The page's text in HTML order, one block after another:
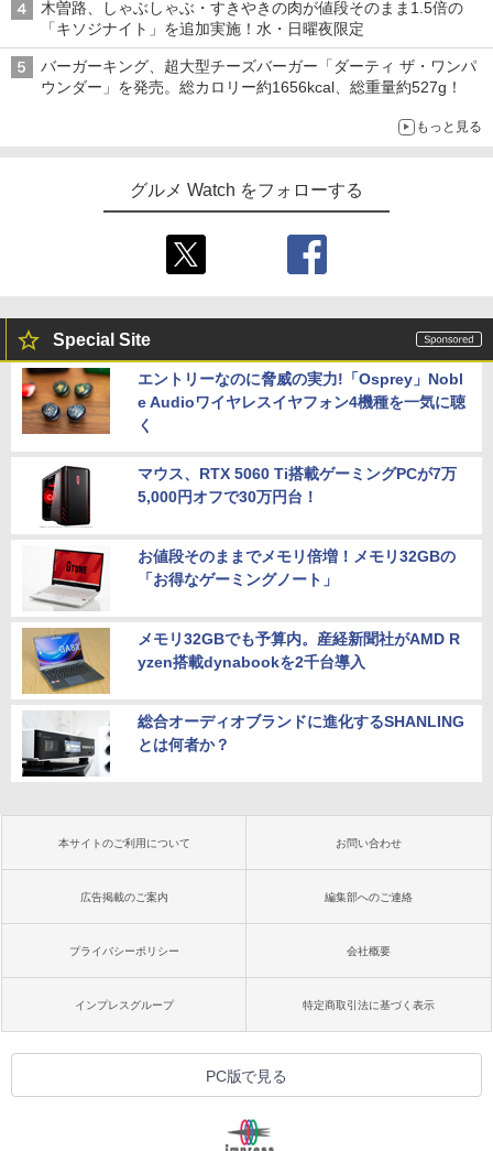
木曽路、しゃぶしゃぶ・すきやきの肉が値段そのまま1.5倍の
「キソジナイト」を追加実施！水・日曜夜限定
バーガーキング、超大型チーズバーガー「ダーティ ザ・ワンパ
ウンダー」を発売。総カロリー約1656kcal、総重量約527g！
もっと見る
グルメ Watch をフォローする
Special Site
エントリーなのに脅威の実力!「Osprey」Nobl
e Audioワイヤレスイヤフォン4機種を一気に聴
く
マウス、RTX 5060 Ti搭載ゲーミングPCが7万
5,000円オフで30万円台！
お値段そのままでメモリ倍増！メモリ32GBの
「お得なゲーミングノート」
メモリ32GBでも予算内。産経新聞社がAMD R
yzen搭載dynabookを2千台導入
総合オーディオブランドに進化するSHANLING
とは何者か？
本サイトのご利用について お問い合わせ
広告掲載のご案内 編集部へのご連絡
プライバシーポリシー 会社概要
インプレスグループ 特定商取引法に基づく表示
PC版で見る